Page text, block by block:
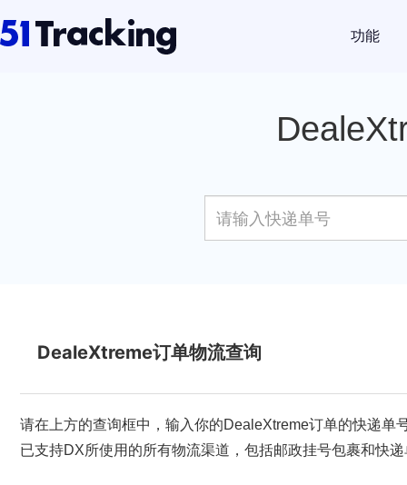
功能
DealeXtreme订单物流查询
请在上方的查询框中，输入你的DealeXtreme订单的快递
已支持DX所使用的所有物流渠道，包括邮政挂号包裹和快